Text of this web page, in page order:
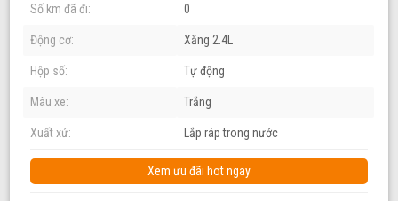
Số km đã đi: 0
Động cơ: Xăng 2.4L
Hộp số: Tự động
Màu xe: Trắng
Xuất xứ: Lắp ráp trong nước
Xem ưu đãi hot ngay